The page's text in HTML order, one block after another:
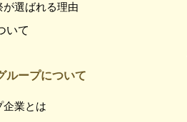
が選ばれる理由
いて
ループについて
企業とは